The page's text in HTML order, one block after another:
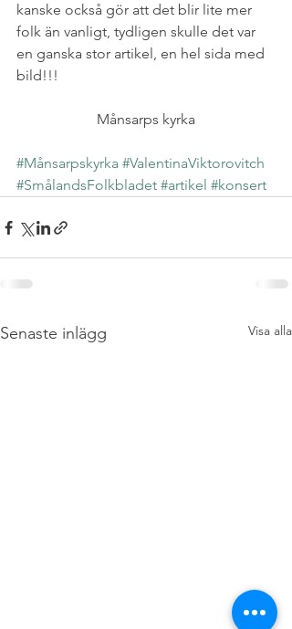
kanske också gör att det blir lite mer
folk än vanligt, tydligen skulle det var
en ganska stor artikel, en hel sida med
bild!!!
Månsarps kyrka
#Månsarpskyrka #ValentinaViktorovitch
#SmålandsFolkbladet #artikel #konsert
Senaste inlägg Visa alla